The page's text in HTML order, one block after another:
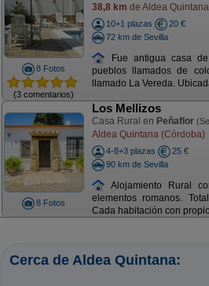
8 Fotos
(3 comentarios)
38,8 km de Aldea
10+1 plazas
20 €
72 km de Sevilla
Fue antigua casa
pueblos llamados de
llamado La Vereda.
8 Fotos
Los Mellizos
Casa Rural en Peñaflor
Aldea Quintana (Córdoba)
4-8+3 plazas
25 €
90 km de Sevilla
Alojamiento Rural
elementos romanos.
Cada habitación con
Cerca de Aldea Quintana: